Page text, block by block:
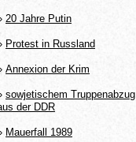
20 Jahre Putin
Protest in Russland
Annexion der Krim
sowjetischem Truppenabzug
der DDR
Mauerfall 1989